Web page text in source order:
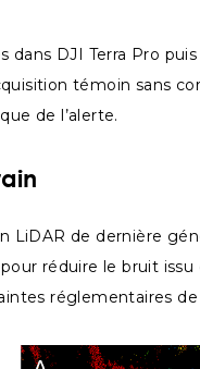
dans DJI Terra Pro
témoin sans
de l’alerte.
de dernière
réduire le bruit
réglementaires de